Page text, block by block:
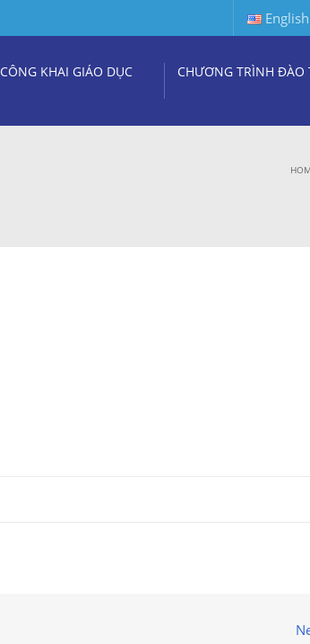
English
CÔNG KHAI GIÁO DỤC CHƯƠNG TRÌNH ĐÀO